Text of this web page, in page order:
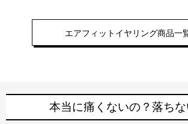
エアフィットイヤリング商品
本当に痛くないの？落ちな